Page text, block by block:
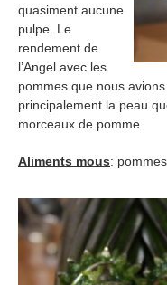
quasiment aucune
pulpe. Le
rendement de
l’Angel avec les
pommes que nous
principalement la peau
morceaux de pomme.
Aliments mous: